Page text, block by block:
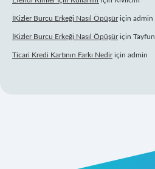
İKizler Burcu Erkeği Nasıl Öpüşüriçin admin
İKizler Burcu Erkeği Nasıl Öpüşüriçin Tayfun
Ticari Kredi Kartının Farkı Nediriçin admin